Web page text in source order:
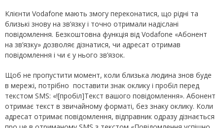
Клієнти Vodafone мають змогу переконатися, що рідні та
близькі знову на зв’язку і точно отримали надіслані
повідомлення. Безкоштовна функція від Vodafone «Абонент
на зв’язку» дозволяє дізнатися, чи адресат отримав
повідомлення і чи є у нього зв’язок.
Щоб не пропустити момент, коли близька людина знов буде
в мережі, потрібно поставити знак оклику і пробіл перед
текстом SMS: «![пробіл]Текст вашого повідомлення». Абонент
отримає текст в звичайному форматі, без знаку оклику. Коли
адресат отримає повідомлення, відправник одразу дізнається